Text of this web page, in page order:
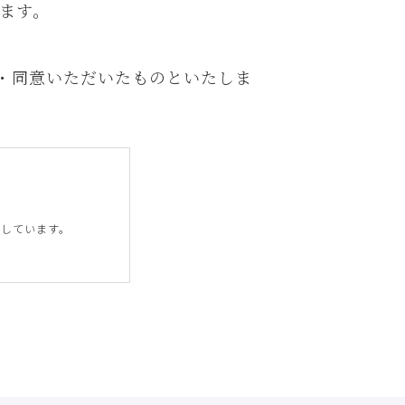
。
意いただいたものといたしま
ています。